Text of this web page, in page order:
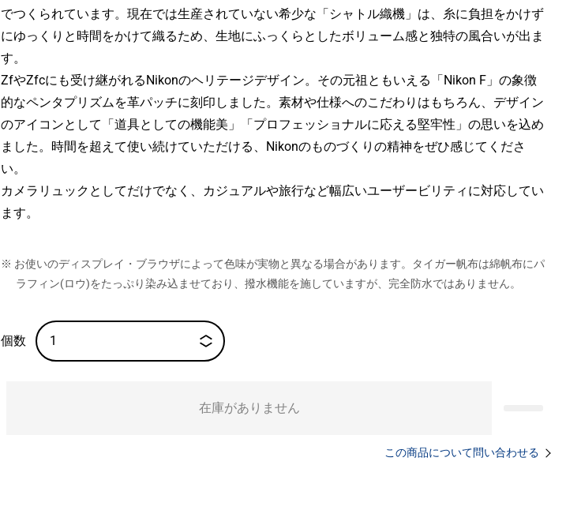
在庫がありません
でつくられています。現在では生産されていない希少な「シャトル織機」は、糸に負担をかけず
にゆっくりと時間をかけて織るため、生地にふっくらとしたボリューム感と独特の風合いが出ま
す。
ZfやZfcにも受け継がれるNikonのヘリテージデザイン。その元祖ともいえる「Nikon F」の象徴
的なペンタプリズムを革パッチに刻印しました。素材や仕様へのこだわりはもちろん、デザイン
のアイコンとして「道具としての機能美」「プロフェッショナルに応える堅牢性」の思いを込め
ました。時間を超えて使い続けていただける、Nikonのものづくりの精神をぜひ感じてくださ
い。
カメラリュックとしてだけでなく、カジュアルや旅行など幅広いユーザービリティに対応してい
ます。
※ お使いのディスプレイ・ブラウザによって色味が実物と異なる場合があります。タイガー帆布は綿帆布にパ
ラフィン(ロウ)をたっぷり染み込ませており、撥水機能を施していますが、完全防水ではありません。
この商品について問い合わせる